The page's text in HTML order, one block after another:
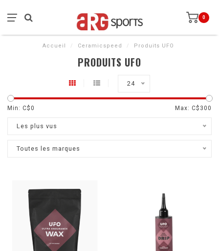
0
Accueil / Ceramicspeed / Produits UFO
PRODUITS UFO
24
Min: C$0 Max: C$ 300
Les plus vus
Toutes les marques